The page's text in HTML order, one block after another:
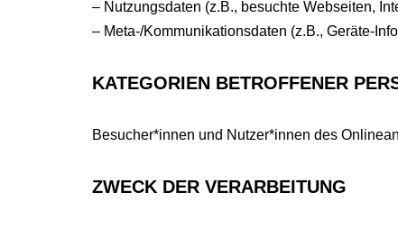
– Nutzungsdaten (z.B., besuchte Webseiten,
– Meta-/Kommunikationsdaten (z.B., Geräte-
KATEGORIEN BETROFFENER
Besucher*innen und Nutzer*innen des
ZWECK DER VERARBEITUNG